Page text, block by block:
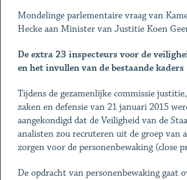
Mondelinge parlementaire vraag van
Hecke aan Minister van Justitie Koen
De extra 23 inspecteurs voor de
en het invullen van de bestaande kaders
Tijdens de gezamenlijke commissie
zaken en defensie van 21 januari 2015
aangekondigd dat de Veiligheid van de
analisten zou recruteren uit de groep van
zorgen voor de personenbewaking (close
De opdracht van personenbewaking gaat